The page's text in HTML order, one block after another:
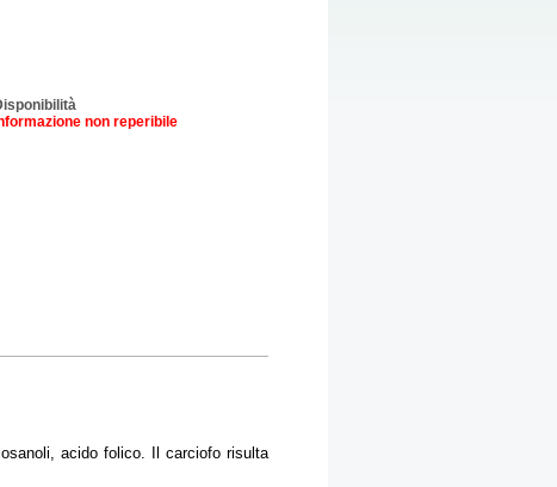
non reperibile
acido folico. Il carciofo risulta